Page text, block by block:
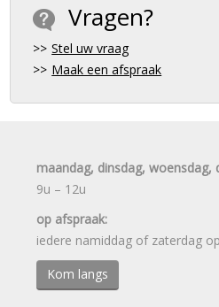
Vragen?
Stel uw vraag
Maak een afspraak
maandag, dinsdag, woensdag,
9u – 12u
op afspraak:
iedere namiddag of zaterdag
Kom langs